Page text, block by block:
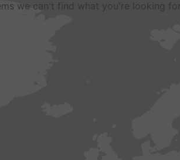
we can't find what you're looking for